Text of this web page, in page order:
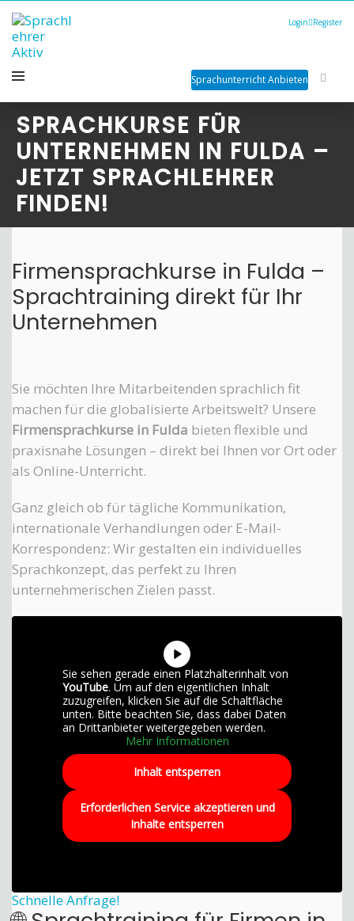
Login Register
Sprachunterricht Anbieten
SPRACHKURSE FÜR
UNTERNEHMEN IN FULDA –
JETZT SPRACHLEHRER
FINDEN!
Firmensprachkurse in Fulda –
Sprachtraining direkt für Ihr
Unternehmen
Sie möchten Ihre Mitarbeitenden sprachlich fit
machen für die globalisierte Arbeitswelt? Unsere
Firmensprachkurse in Fulda bieten flexible und
praxisnahe Lösungen – direkt bei Ihnen vor Ort oder
als Online-Unterricht.
Ganz gleich ob für tägliche Kommunikation,
internationale Verhandlungen oder E-Mail-
Korrespondenz: Wir gestalten ein individuelles
Sprachkonzept, das perfekt zu Ihren
unternehmerischen Zielen passt.
Sie sehen gerade einen Platzhalterinhalt von
YouTube. Um auf den eigentlichen Inhalt
zuzugreifen, klicken Sie auf die Schaltfläche
unten. Bitte beachten Sie, dass dabei Daten
an Drittanbieter weitergegeben werden.
Mehr Informationen
Inhalt entsperren
Erforderlichen Service akzeptieren und
Inhalte entsperren
Schnelle Anfrage!